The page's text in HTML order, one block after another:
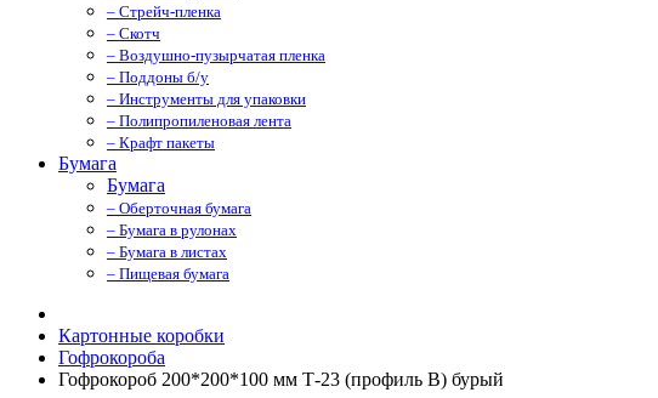
– Стрейч-пленка
– Скотч
– Воздушно-пузырчатая пленка
– Поддоны б/у
– Инструменты для упаковки
– Полипропиленовая лента
– Крафт пакеты
Бумага
Бумага
– Оберточная бумага
– Бумага в рулонах
– Бумага в листах
– Пищевая бумага
Картонные коробки
Гофрокороба
Гофрокороб 200*200*100 мм Т-23 (профиль B) бурый